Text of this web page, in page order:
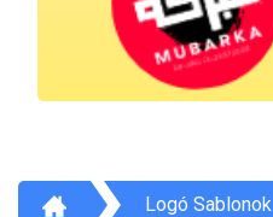
Logó Sablonok